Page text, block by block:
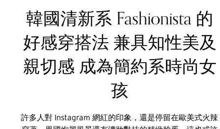
韓國清新系 Fashionista 的
好感穿搭法 兼具知性美及
親切感 成為簡約系時尚女
孩
許多人對 Instagram 網紅的印象，還是停留在歐美式火辣